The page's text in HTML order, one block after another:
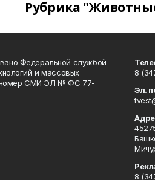
Рубрика
Федеральной службой
и массовых
номер СМИ ЭЛ № ФС 77-
8
Эл.
8